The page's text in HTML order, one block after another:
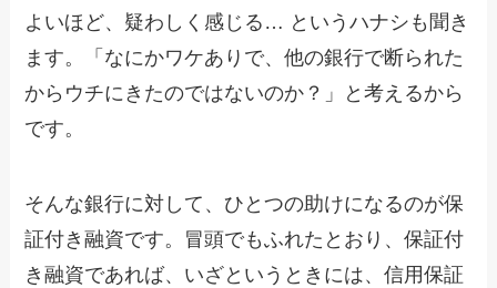
よいほど、疑わしく感じる… というハナシも聞き
ます。「なにかワケありで、他の銀行で断られた
からウチにきたのではないのか？」と考えるから
です。
そんな銀行に対して、ひとつの助けになるのが保
証付き融資です。冒頭でもふれたとおり、保証付
き融資であれば、いざというときには、信用保証